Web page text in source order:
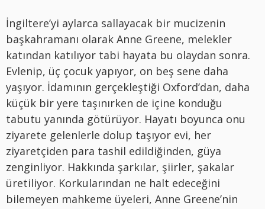
İngiltere’yi aylarca sallayacak bir mucizenin
başkahramanı olarak Anne Greene, melekler
katından katılıyor tabi hayata bu olaydan sonra.
Evlenip, üç çocuk yapıyor, on beş sene daha
yaşıyor. İdamının gerçekleştiği Oxford’dan, daha
küçük bir yere taşınırken de içine konduğu
tabutu yanında götürüyor. Hayatı boyunca onu
ziyarete gelenlerle dolup taşıyor evi, her
ziyaretçiden para tashil edildiğinden, güya
zenginliyor. Hakkında şarkılar, şiirler, şakalar
üretiliyor. Korkularından ne halt edeceğini
bilemeyen mahkeme üyeleri, Anne Greene’nin